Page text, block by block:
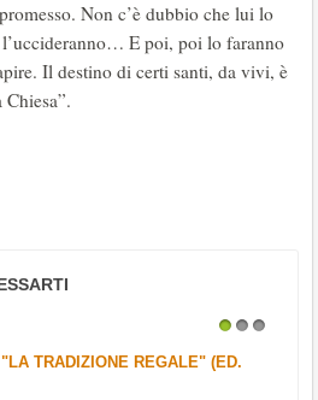
Non c’è dubbio che lui lo
E poi, poi lo faranno
Il destino di certi santi, da vivi, è
TRADIZIONE REGALE" (ED.